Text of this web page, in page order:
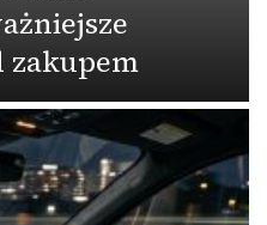
zakupem